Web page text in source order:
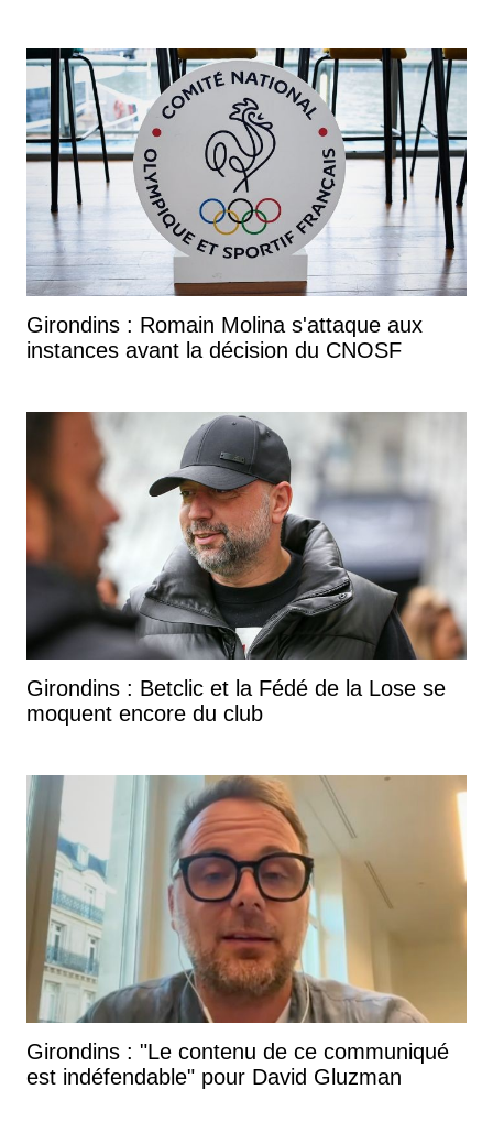
Girondins : Romain Molina s'attaque aux
instances avant la décision du CNOSF
Girondins : Betclic et la Fédé de la Lose se
moquent encore du club
Girondins : "Le contenu de ce communiqué
est indéfendable" pour David Gluzman